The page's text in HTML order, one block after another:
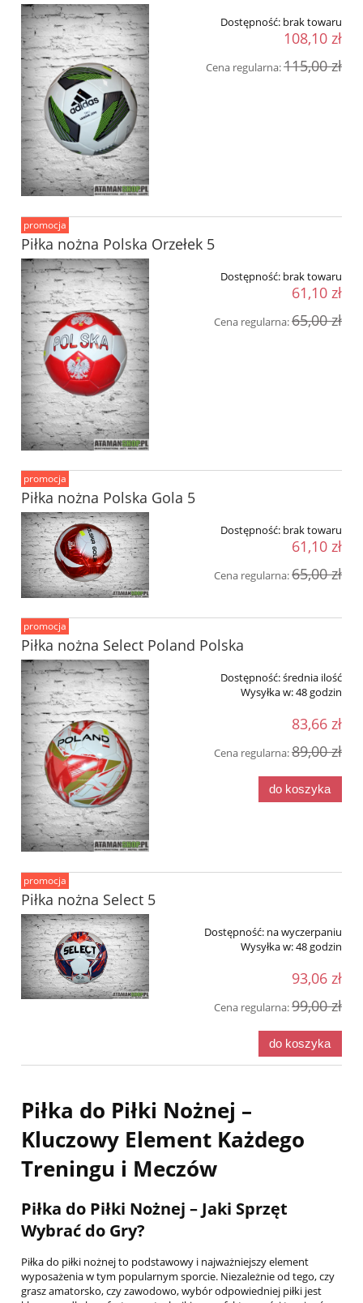
Dostępność: brak towaru
108,10 zł
Cena regularna:115,00 zł
Piłka nożna Polska Orzełek 5
Dostępność: brak towaru
61,10 zł
Cena regularna:65,00 zł
promocja
Piłka nożna Polska Gola 5
Dostępność: brak towaru
61,10 zł
Cena regularna:65,00 zł
promocja
Piłka nożna Select Poland Polska
Dostępność:średnia ilość
Wysyłka w:48 godzin
83,66 zł
Cena regularna:89,00 zł
do koszyka
promocja
Piłka nożna Select 5
Dostępność: na wyczerpaniu
Wysyłka w:48 godzin
93,06 zł
Cena regularna:99,00 zł
do koszyka
promocja
Piłka do Piłki Nożnej –
Kluczowy Element Każdego
Treningu i Meczów
Piłka do Piłki Nożnej – Jaki Sprzęt
Wybrać do Gry?
Piłka do piłki nożnej to podstawowy i najważniejszy element
wyposażenia w tym popularnym sporcie. Niezależnie od tego, czy
grasz amatorsko, czy zawodowo, wybór odpowiedniej piłki jest